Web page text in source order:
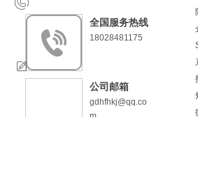
全国服务热线
18028481175
公司邮箱
gdhfhkj@qq.co
m